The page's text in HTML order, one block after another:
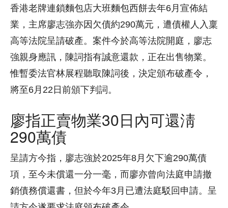
香港老牌連鎖麵包店大班麵包西餅去年6月宣佈結
業，主席廖志強亦因欠債約290萬元，遭債權人入稟
高等法院呈請破產。案件今於高等法院開庭，廖志
強親身應訊，陳詞指有誠意還款，正在出售物業。
惟暫委法官林展程聽取陳詞後，決定頒布破產令，
將至6月22日前頒下判詞。
廖指正賣物業30日內可還淸
290萬債
呈請方今指，廖志強於2025年8月欠下逾290萬債
項，至今未償還一分一毫，而廖亦曾向法庭申請撤
銷債務償還書，但於今年3月已遭法庭駁回申請。呈